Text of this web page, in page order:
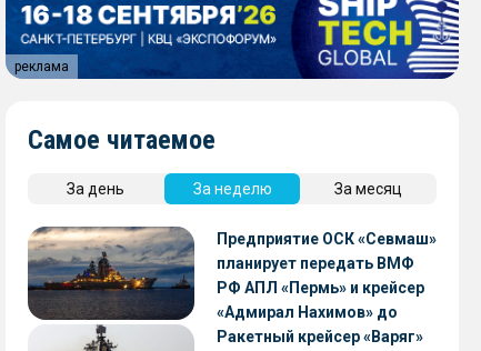
реклама
Самое читаемое
За день За неделю За месяц
Предприятие ОСК «Севмаш»
планирует передать ВМФ
РФ АПЛ «Пермь» и крейсер
«Адмирал Нахимов» до
конца 2026 года
Ракетный крейсер «Варяг»